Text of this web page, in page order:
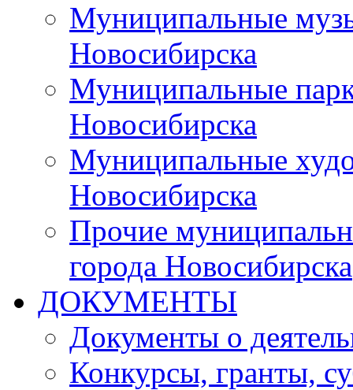
Муниципальные
Новосибирска
Муниципальные
Новосибирска
Муниципальные
Новосибирска
Прочие
города Новосибирска
ДОКУМЕНТЫ
Документы о
Конкурсы, гранты,